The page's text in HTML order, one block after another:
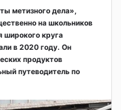
метизного дела»,
на школьников
широкого круга
в 2020 году. Он
продуктов
путеводитель по